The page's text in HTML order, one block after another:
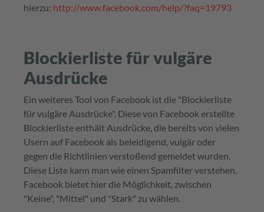
hierzu: http://www.facebook.com/help/?faq=19793
Blockierliste für vulgäre
Ausdrücke
Ein weiteres Tool von Facebook ist die "Blockierliste
für vulgäre Ausdrücke". Diese von Facebook erstellte
Blockierliste enthält Ausdrücke, die bereits von vielen
Usern auf Facebook als beleidigend, vulgär oder
gegen die Richtlinien verstoßend gemeldet wurden.
Diese Liste kann man wie einen Spamfilter verstehen.
Facebook bietet hier die Möglichkeit, zwischen
"Keine", "Mittel" und "Stark" zu wählen.